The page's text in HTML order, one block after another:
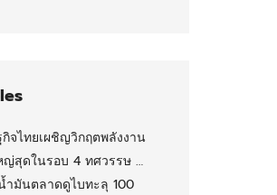
กิจไทยเผชิญวิกฤตพลังงาน
ญ่สุดในรอบ 4 ทศวรรษ …
ำมันตลาดดูไบทะลุ 100